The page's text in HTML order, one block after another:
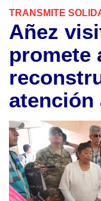
TRANSMITE
Añez
promete
atención